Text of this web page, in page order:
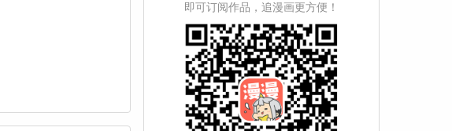
即可订阅作品，追漫画更方便！